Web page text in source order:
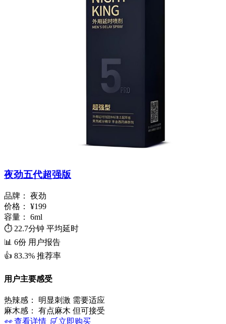
夜劲五代超强版
品牌：
夜劲
价格：
¥199
容量：
6ml
⏱️ 22.7分钟 平均延时
📊 6份 用户报告
👍 83.3% 推荐率
用户主要感受
热辣感：
明显刺激 需要适应
麻木感：
有点麻木 但可接受
👀查看详情 🛒 立即购买